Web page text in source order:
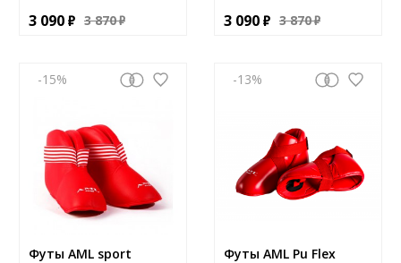
3 090 3 870 3 090 3 870
-15
Футы AML sport
-13
Футы AML Pu Flex